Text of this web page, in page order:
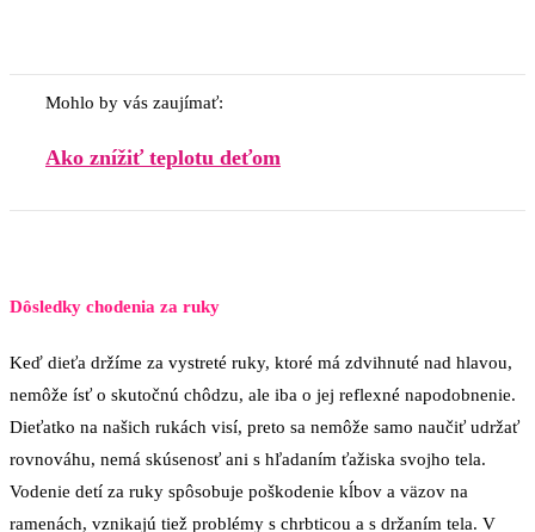
Mohlo by vás zaujímať:
Ako znížiť teplotu deťom
Dôsledky chodenia za ruky
Keď dieťa držíme za vystreté ruky, ktoré má zdvihnuté nad hlavou,
nemôže ísť o skutočnú chôdzu, ale iba o jej reflexné napodobnenie.
Dieťatko na našich rukách visí, preto sa nemôže samo naučiť udržať
rovnováhu, nemá skúsenosť ani s hľadaním ťažiska svojho tela.
Vodenie detí za ruky spôsobuje poškodenie kĺbov a väzov na
ramenách, vznikajú tiež problémy s chrbticou a s držaním tela. V